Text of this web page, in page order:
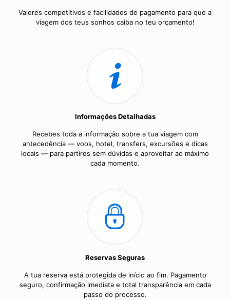
Valores competitivos e facilidades de pagamento para que a
viagem dos teus sonhos caiba no teu orçamento!
Informações Detalhadas
Recebes toda a informação sobre a tua viagem com
antecedência — voos, hotel, transfers, excursões e dicas
locais — para partires sem dúvidas e aproveitar ao máximo
cada momento.
Reservas Seguras
A tua reserva está protegida de início ao fim. Pagamento
seguro, confirmação imediata e total transparência em cada
passo do processo.